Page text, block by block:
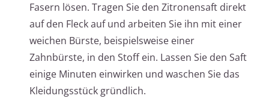
Fasern lösen. Tragen Sie den Zitronensaft direkt
auf den Fleck auf und arbeiten Sie ihn mit einer
weichen Bürste, beispielsweise einer
Zahnbürste, in den Stoff ein. Lassen Sie den Saft
einige Minuten einwirken und waschen Sie das
Kleidungsstück gründlich.